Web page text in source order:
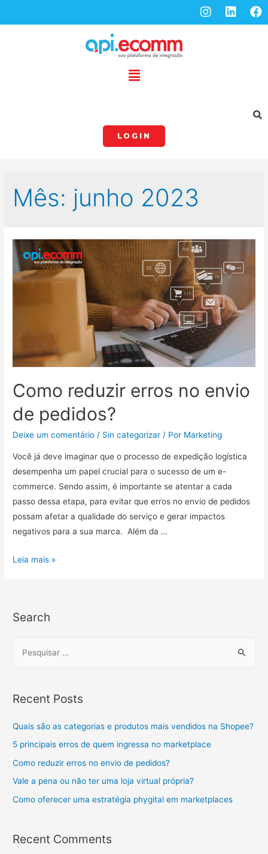
LOGIN
Mês: junho 2023
Como reduzir erros no envio
de pedidos?
Deixe um comentário / Sin categorizar / Por Marketing
Você já deve imaginar que o processo de expedição logística
desempenha um papel crucial para o sucesso de um e-
commerce. Sendo assim, é importante se atentar a cada
passo dessa etapa, para evitar que erros no envio de pedidos
possam afetar a qualidade do serviço e gerar impactos
negativos para a sua marca. Além da …
Leia mais »
Search
Recent Posts
Quais são as categorias e produtos mais vendidos na Shopee?
5 principais erros de quem ingressa no marketplace
Como reduzir erros no envio de pedidos?
Vale a pena ou não ter uma loja virtual própria?
Como oferecer uma estratégia phygital em marketplaces
Recent Comments